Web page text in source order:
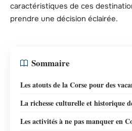
caractéristiques de ces
prendre une décision éclairée.
Sommaire
Les atouts de la Corse pour des
La richesse culturelle et historique
Les activités à ne pas manquer en